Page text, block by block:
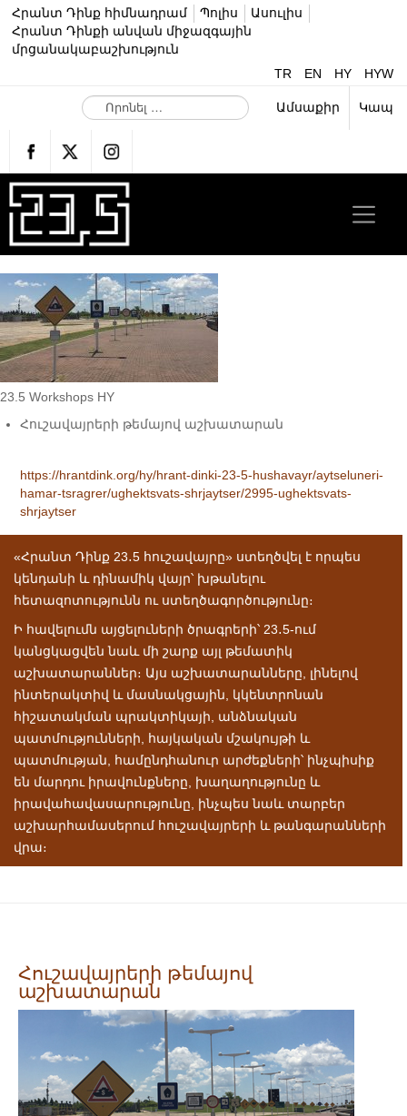
Հրանտ Դինք հիմնադրամ Պոլիս
Ասուլիս
Հրանտ Դինքի անվան միջազգային
մրցանակաբաշխություն
TR
EN HY
HYW
Ո
ր
ե
լ
Ամսաքիր Կապ
23.5 Workshops HY
Հուշավայրերի թեմայով աշխատարան
https://hrantdink.org/hy/hrant-dinki-23-5-hushavayr/aytseluneri-
hamar-tsragrer/ughektsvats-shrjaytser/2995-ughektsvats-
shrjaytser
«Հրանտ Դինք 23․5 հուշավայրը» ստեղծվել է որպես
կենդանի և դինամիկ վայր՝ խթանելու
հետազոտությունն ու ստեղծագործությունը։
Ի հավելումն այցելուների ծրագրերի՝ 23․5-ում
կանցկացվեն նաև մի շարք այլ թեմատիկ
աշխատարաններ։ Այս աշխատարանները, լինելով
ինտերակտիվ և մասնակցային, կկենտրոնան
հիշատակման պրակտիկայի, անձնական
պատմությունների, հայկական մշակույթի և
պատմության, համընդհանուր արժեքների՝ ինչպիսիք
են մարդու իրավունքները, խաղաղությունը և
իրավահավասարությունը, ինչպես նաև տարբեր
աշխարհամասերում հուշավայրերի և թանգարանների
վրա։
Հուշավայրերի թեմայով
աշխատարան